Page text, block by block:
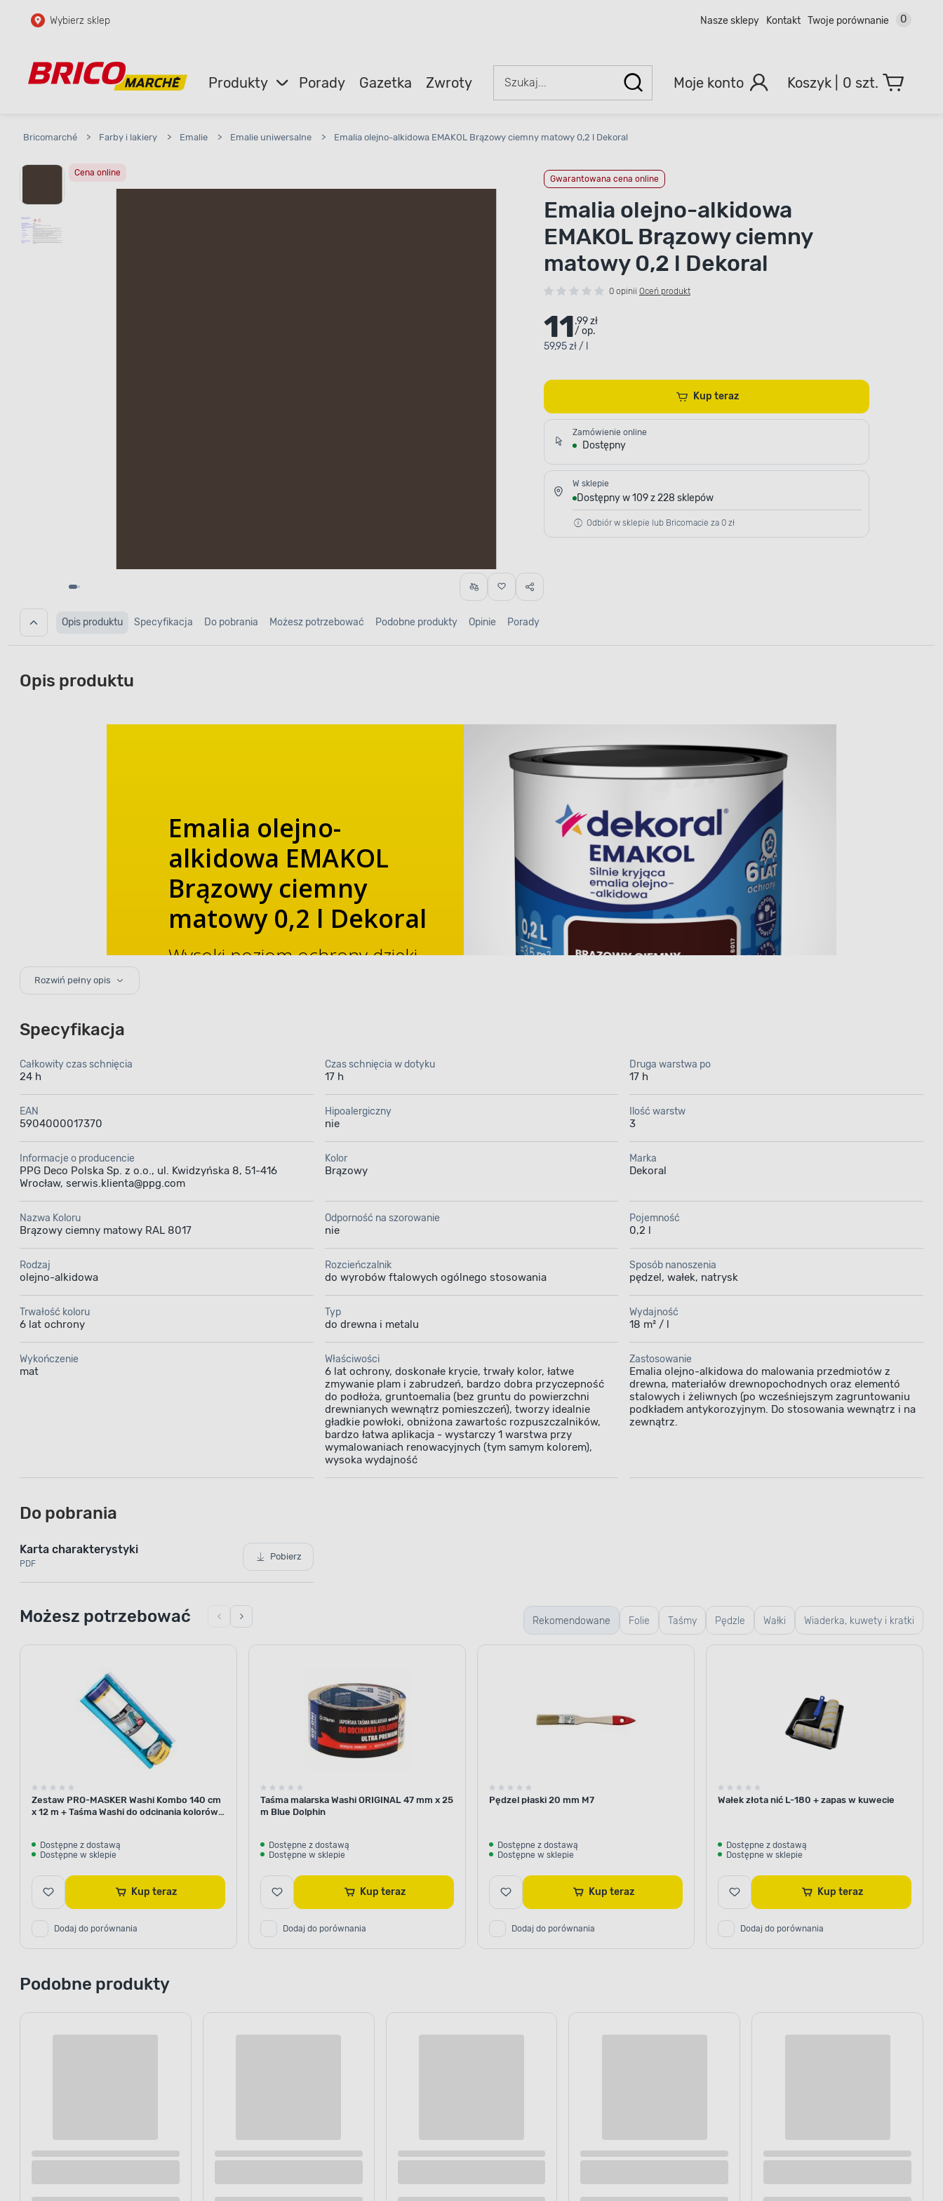
Przejdź do głównej zawartości
Przejdź do wyszukiwarki
Wybierz sklep Nasze sklepy Kontakt Twoje porównanie 0
Produkty Porady Gazetka Zwroty Moje konto 0 szt.
Bricomarché > Farby i lakiery > Emalie > Emalie uniwersalne > Emalia olejno-alkidowa EMAKOL Brązowy ciemny matowy 0,2 l Dekoral
Cena online
Gwarantowana cena online
Emalia olejno-alkidowa
EMAKOL Brązowy ciemny
matowy 0,2 l Dekoral
0 opinii Oceń produkt
11.99 zł
/ op.
59,95 zł / l
Kup teraz
Zamówienie online
Dostępny
W sklepie
Dostępny w 109 z 228 sklepów
Odbiór w sklepie lub Bricomacie za 0 zł
Opis produktu Specyfikacja Do pobrania Możesz potrzebować Podobne produkty Opinie Porady
Opis produktu
Emalia olejno-
alkidowa EMAKOL
Brązowy ciemny
matowy 0,2 l Dekoral
Wysoki poziom ochrony dzięki
Emalia olejno-alkidowa EMAKOL
Brązowy ciemny matowy 0,2 l Dekoral
to najlepsza forma ochrony malowanych
powierzchni
Emalia olejno-alkidowa EMAKOL Dekoralo wydajności 18 m² /
l cechuje się bardzo dobrą przyczepnością do podłoża, a po nałożeniu
różne konstrukcje przed działaniem czynników atmosferycznych
i mechanicznych. Emalia jest przede wszystkim przeznaczona
do malowania przedmiotów drewnianych, z materiałów
drewnopochodnych oraz elementów stalowych i żeliwnych
po wcześniejszym zagruntowaniu podkładem antykorozyjnym
użytkowanych wewnątrz i na zewnątrz budynku.
ELASTYCZNA POWŁOKA
Emalia 0,2 l Dekoral olejno-alkidowa brązowy ciemny
matowy EMAKOLskutecznie zabezpiecza powierzchnie
powłoka chroniąca przed zróżnicowanymi warunkami
pogodowymi, uderzeniami, zarysowaniami, a także
na odpowiednią ochronę.
Wszechstronne zastosowanie
Przekonaj się o wydajności produktu.Olejno-alkidowa
Rozwiń pełny opis
Specyfikacja
Całkowity czas schnięcia
24 h
Czas schnięcia w dotyku
17 h
Druga warstwa po
17 h
EAN
5904000017370
Hipoalergiczny
nie
Ilość warstw
3
Informacje o producencie
PPG Deco Polska Sp. z o.o., ul. Kwidzyńska 8, 51-416
Wrocław, serwis.klienta@ppg.com
Kolor
Brązowy
Marka
Dekoral
Nazwa Koloru
Brązowy ciemny matowy RAL 8017
Odporność na szorowanie
nie
Pojemność
0,2 l
Rodzaj
olejno-alkidowa
Rozcieńczalnik
do wyrobów ftalowych ogólnego stosowania
Sposób nanoszenia
pędzel, wałek, natrysk
Trwałość koloru
6 lat ochrony
Typ
do drewna i metalu
Wydajność
18 m² / l
Wykończenie
mat
Właściwości
6 lat ochrony, doskonałe krycie, trwały kolor, łatwe
zmywanie plam i zabrudzeń, bardzo dobra przyczepność
do podłoża, gruntoemalia (bez gruntu do powierzchni
drewnianych wewnątrz pomieszczeń), tworzy idealnie
gładkie powłoki, obniżona zawartośc rozpuszczalników,
bardzo łatwa aplikacja - wystarczy 1 warstwa przy
wymalowaniach renowacyjnych (tym samym kolorem),
wysoka wydajność
Zastosowanie
Emalia olejno-alkidowa do malowania przedmiotów z
drewna, materiałów drewnopochodnych oraz elementó
stalowych i żeliwnych (po wcześniejszym zagruntowaniu
podkładem antykorozyjnym. Do stosowania wewnątrz i na
zewnątrz.
Do pobrania
Karta charakterystyki
PDF
Pobierz
Rekomendowane Folie Taśmy Pędzle Wałki Wiaderka, kuwety i kratki
Możesz potrzebować
Zestaw PRO-MASKER Washi Kombo 140 cm
x 12 m + Taśma Washi do odcinania kolorów
Dostępne z dostawą
Dostępne w sklepie
Kup teraz
Dodaj do porównania
Taśma malarska Washi ORIGINAL 47 mm x 25
m Blue Dolphin
Dostępne z dostawą
Dostępne w sklepie
Kup teraz
Dodaj do porównania
Pędzel płaski 20 mm M7
Dostępne z dostawą
Dostępne w sklepie
Kup teraz
Dodaj do porównania
Wałek złota nić L-180 + zapas w kuwecie
Dostępne z dostawą
Dostępne w sklepie
Kup teraz
Dodaj do porównania
Podobne produkty